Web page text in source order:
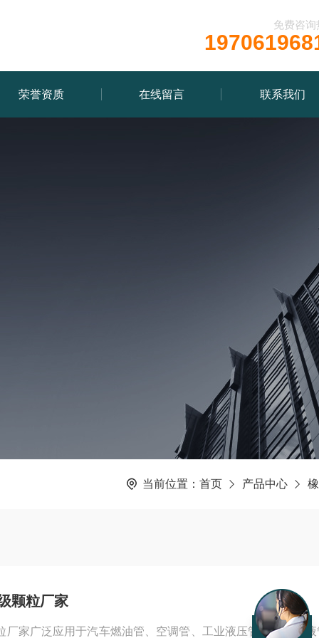
免费咨询
荣誉资质 在线留言 联系我们
当前位置： 首页 产品中心
颗粒厂家
厂家广泛应用于汽车燃油管、空调管、工业液压管、医疗输